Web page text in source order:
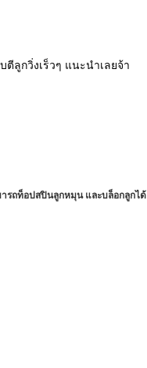
ตีลูกวิ่งเร็วๆ แนะนำเลยจ้า
ารถท็อปสปินลูกหมุน และบล็อกลูกได้